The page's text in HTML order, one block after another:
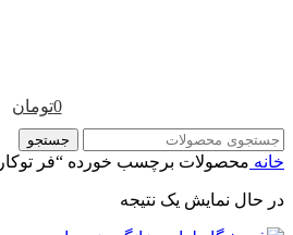
0تومان
جستجو
خانه محصولات برچسب خورده “فر توکار V402S”
در حال نمایش یک نتیجه